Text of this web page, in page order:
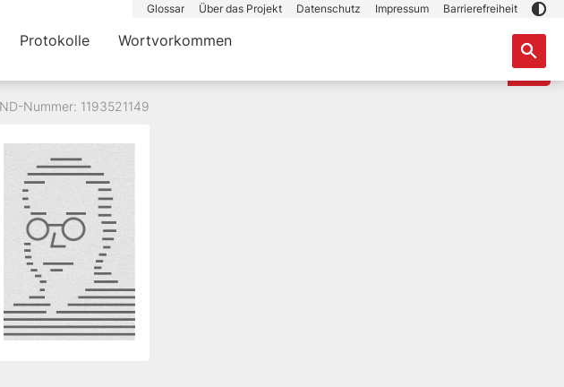
Glossar Über das Projekt Datenschutz Impressum Barrierefreiheit
Protokolle Wortvorkommen
Nummer: 1193521149